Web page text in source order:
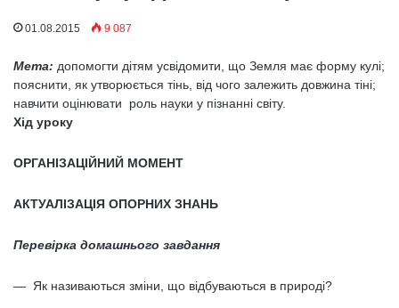
01.08.2015 9 087
Мета: допомогти дітям усвідомити, що Земля має форму кулі;
пояснити, як утворюється тінь, від чого залежить довжина тіні;
навчити оцінювати роль науки у пізнанні світу.
Хід уроку
ОРГАНІЗАЦІЙНИЙ МОМЕНТ
АКТУАЛІЗАЦІЯ ОПОРНИХ ЗНАНЬ
Перевірка домашнього завдання
— Як називаються зміни, що відбуваються в природі?